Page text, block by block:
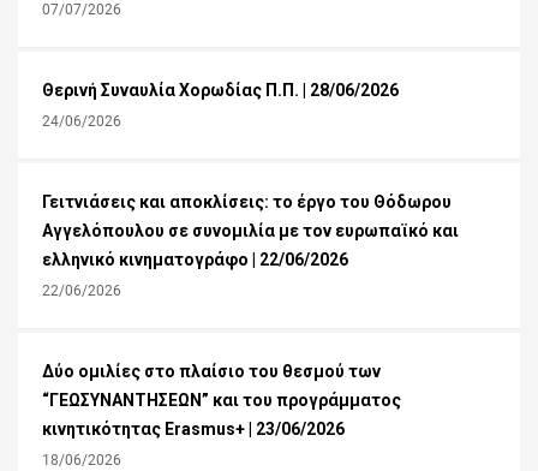
07/07/2026
Θερινή Συναυλία Χορωδίας Π.Π. | 28/06/2026
24/06/2026
Γειτνιάσεις και αποκλίσεις: το έργο του Θόδωρου
Αγγελόπουλου σε συνομιλία με τον ευρωπαϊκό και
ελληνικό κινηματογράφο | 22/06/2026
22/06/2026
Δύο ομιλίες στο πλαίσιο του θεσμού των
“ΓΕΩΣΥΝΑΝΤΗΣΕΩΝ” και του προγράμματος
κινητικότητας Erasmus+ | 23/06/2026
18/06/2026